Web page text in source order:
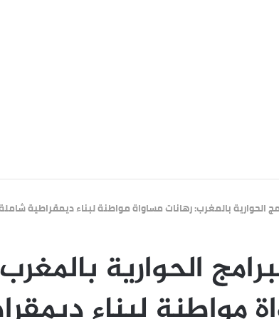
الحوارية بالمغرب: رهانات مساواة مواطنة لبناء ديمقراطية
الحوارية